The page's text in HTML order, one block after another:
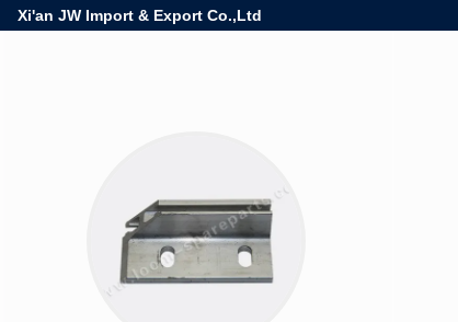
Xi'an JW Import & Export Co.,Ltd